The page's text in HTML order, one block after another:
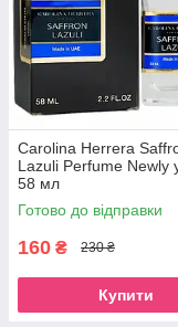
Carolina Herrera
Lazuli Perfume Newly
58 мл
Готово до відправки
160 ₴ 230 ₴
Купити